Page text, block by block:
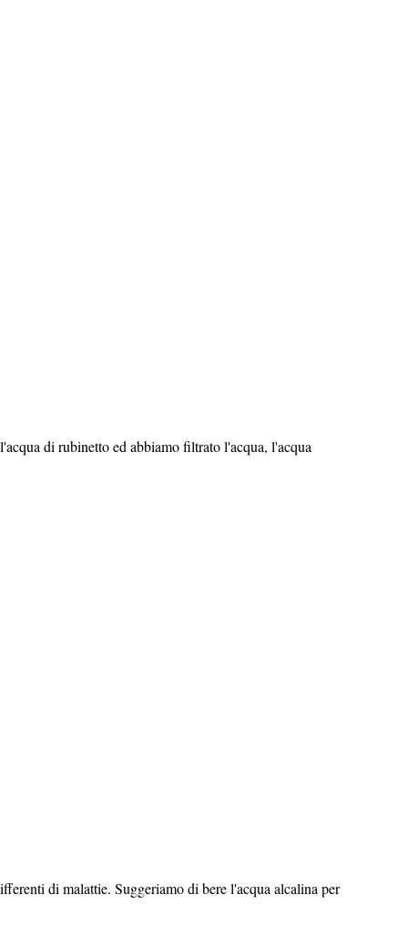
di rubinetto ed abbiamo filtrato l'acqua, l'acqua
di malattie. Suggeriamo di bere l'acqua alcalina per